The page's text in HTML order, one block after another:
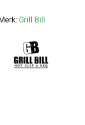
Grill Bill